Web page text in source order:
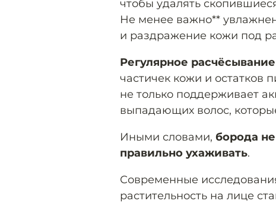
чтобы удалять
Не менее важно**
и раздражение кожи под
Регулярное расчёсывание
частичек кожи и остатков
не только поддерживает
выпадающих волос,
Иными словами, борода
правильно ухаживать.
Современные
растительность на лице